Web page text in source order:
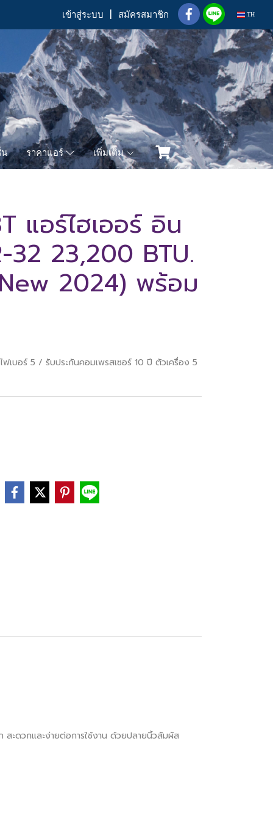
เข้าสู่ระบบ สมัครสมาชิก TH
น ราคาแอร์ เพิ่มเติม
แอร์ไฮเออร์ อิน
32 23,200 BTU.
2024) พร้อม
เบอร์ 5 / รับประกันคอมเพรสเซอร์ 10 ปี ตัวเครื่อง 5
ะดวกและง่ายต่อการใช้งาน ด้วยปลายนิ้วสัมผัส